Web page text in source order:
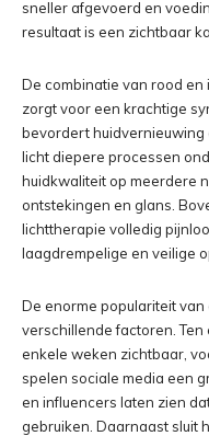
sneller afgevoerd en
resultaat is een zichtbaar
De combinatie van rood
zorgt voor een krachtige
bevordert
licht diepere processen
huidkwaliteit op meerdere
ontstekingen en glans.
lichttherapie volledig
laagdrempelige en veilige
De enorme populariteit van
verschillende factoren.
enkele weken zichtbaar,
spelen sociale media een
en influencers laten zien
gebruiken. Daarnaast sluit